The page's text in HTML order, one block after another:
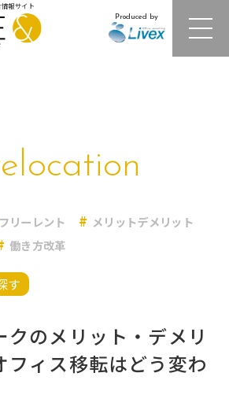
報サイト
Produced by
ル紹介
・セットアップオフィス
・再開発情報
例
連
フリーレント
メリットデメリット
働き方改革
す
クのメリット・デメリ
フィス移転はどう変わ